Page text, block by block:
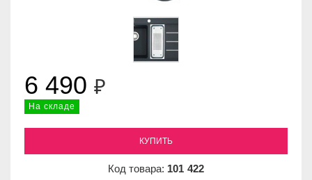
6 490 ₽
На складе
КУПИТЬ
Код товара: 101 422